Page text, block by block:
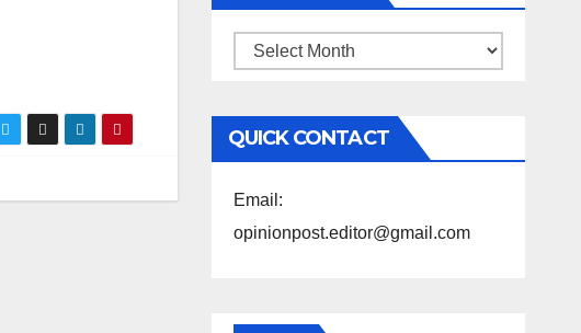
महिने
अनुसार
पढ़ें
QUICK CONTACT
Email:
opinionpost.editor@gmail.com